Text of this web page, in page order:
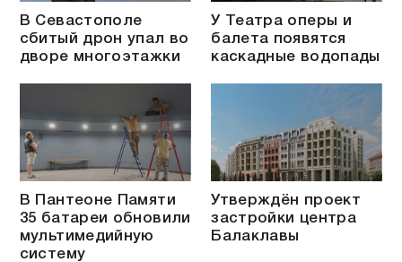
В Севастополе
сбитый дрон упал во
дворе многоэтажки
У Театра оперы и
балета появятся
каскадные водопады
В Пантеоне Памяти
35 батареи обновили
мультимедийную
систему
Утверждён проект
застройки центра
Балаклавы